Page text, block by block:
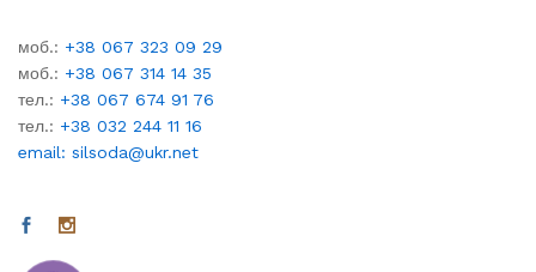
моб.: +38 067 323 09 29
моб.: +38 067 314 14 35
тел.: +38 067 674 91 76
тел.: +38 032 244 11 16
email: silsoda@ukr.net